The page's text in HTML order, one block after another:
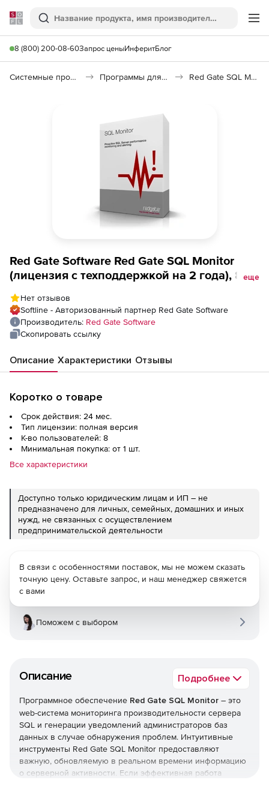
Softline
Поиск
8 (800) 200-08-60Запрос ценыИнферитБлог
Системные программы Программы для диагностики системы Red Gate SQL Monitor
Red Gate Software Red Gate SQL Monitor
(лицензия с техподдержкой на 2 года), 8
еще
Нет отзывов
Softline - Авторизованный партнер Red Gate Software
Производитель: Red Gate Software
Скопировать ссылку
Описание Характеристики Отзывы
Коротко о товаре
Срок действия: 24 мес.
Тип лицензии: полная версия
К-во пользователей: 8
Минимальная покупка: от 1 шт.
Все характеристики
Доступно только юридическим лицам и ИП – не
предназначено для личных, семейных, домашних и иных
нужд, не связанных с осуществлением
предпринимательской деятельности
Описание Подробнее
Программное обеспечение Red Gate SQL Monitor – это
web-система мониторинга производительности сервера
SQL и генерации уведомлений администраторов баз
данных в случае обнаружения проблем. Интуитивные
инструменты Red Gate SQL Monitor предоставляют
важную, обновляемую в реальном времени информацию
о серверной активности. Если эффективная работа
В связи с особенностями поставок, мы не можем сказать
точную цену. Оставьте запрос, и наш менеджер свяжется
с вами
Поможем с выбором